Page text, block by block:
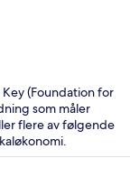
(Foundation for
som måler
flere av følgende